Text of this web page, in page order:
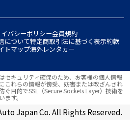
バシーポリシー会員規約
について特定商取引法に基づく表示約款
トマップ海外レンタカー
セキュリティ確保のため、お客様の個人情報
これらの情報が傍受、妨害または改ざんされ
ぐ目的でSSL（Secure Sockets Layer）技術を
ます。
Japan Co. All Rights Reserved.